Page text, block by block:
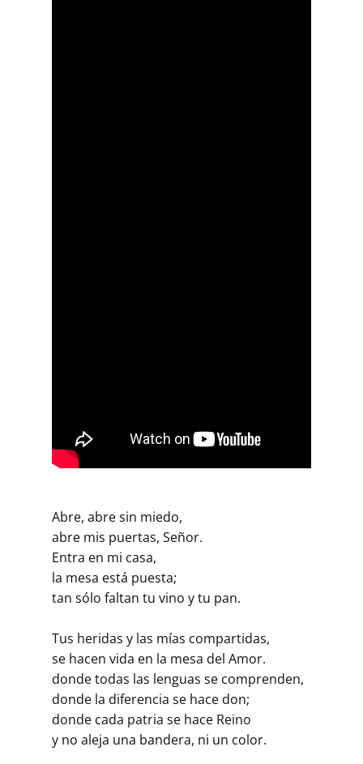
Abre, abre sin miedo,
abre mis puertas, Señor.
Entra en mi casa,
la mesa está puesta;
tan sólo faltan tu vino y tu pan.
Tus heridas y las mías compartidas,
se hacen vida en la mesa del Amor.
donde todas las lenguas se comprenden,
donde la diferencia se hace don;
donde cada patria se hace Reino
y no aleja una bandera, ni un color.